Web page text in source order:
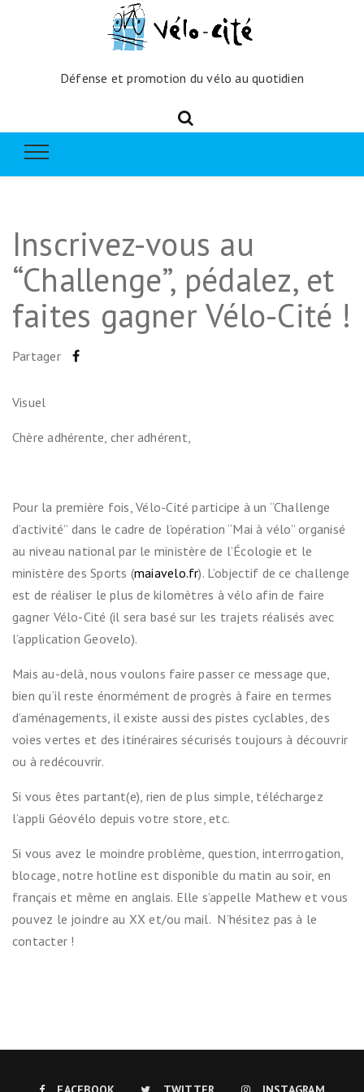
Défense et promotion du vélo au quotidien
Inscrivez-vous au
“Challenge”, pédalez, et
faites gagner Vélo-Cité !
Partager
Visuel
Chère adhérente, cher adhérent,
Pour la première fois, Vélo-Cité participe à un “Challenge
d’activité” dans le cadre de l’opération “Mai à vélo” organisé
au niveau national par le ministère de l’Écologie et le
ministère des Sports (maiavelo.fr). L’objectif de ce challenge
est de réaliser le plus de kilomètres à vélo afin de faire
gagner Vélo-Cité (il sera basé sur les trajets réalisés avec
l’application Geovelo).
Mais au-delà, nous voulons faire passer ce message que,
bien qu’il reste énormément de progrès à faire en termes
d’aménagements, il existe aussi des pistes cyclables, des
voies vertes et des itinéraires sécurisés toujours à découvrir
ou à redécouvrir.
Si vous êtes partant(e), rien de plus simple, téléchargez
l’appli Géovélo depuis votre store, etc.
Si vous avez le moindre problème, question, interrrogation,
blocage, notre hotline est disponible du matin au soir, en
français et même en anglais. Elle s’appelle Mathew et vous
pouvez le joindre au XX et/ou mail. N’hésitez pas à le
contacter !